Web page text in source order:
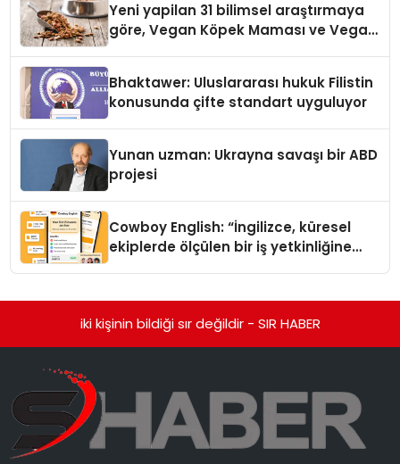
Yeni yapilan 31 bilimsel araştırmaya
göre, Vegan Köpek Maması ve Vegan
Bhaktawer: Uluslararası hukuk Filistin
konusunda çifte standart uyguluyor
Yunan uzman: Ukrayna savaşı bir ABD
projesi
Cowboy English: “İngilizce, küresel
ekiplerde ölçülen bir iş yetkinliğine
iki kişinin bildiği sır değildir - SIR HABER